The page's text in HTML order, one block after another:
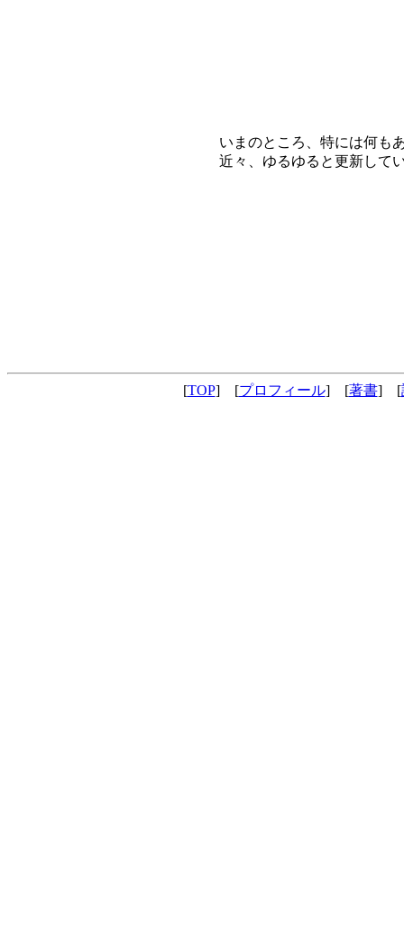
いまのところ、特には何も
近々、ゆるゆると更新して
[TOP] [プロフィール] [著書] [